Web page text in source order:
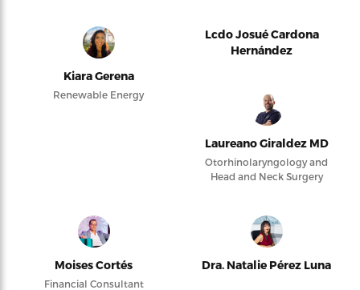
Kiara Gerena
Renewable Energy
Lcdo Josué Cardona
Hernández
Laureano Giraldez MD
Otorhinolaryngology and
Head and Neck Surgery
Moises Cortés
Financial Consultant
Dra. Natalie Pérez Luna